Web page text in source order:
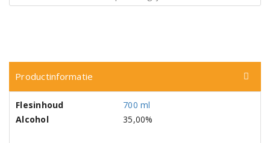
Productinformatie
Flesinhoud
700 ml
Alcohol
35,00%